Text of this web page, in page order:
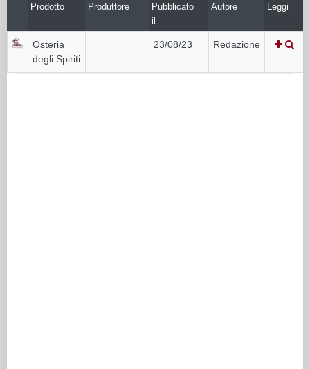
Prodotto Produttore
Pubblicato
il
Autore Leggi
Osteria
degli Spiriti
23/08/23 Redazione